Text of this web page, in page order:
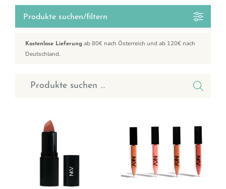
Produkte suchen/filtern
Kostenlose Lieferung ab 80€ nach Österreich und ab 120€ nach
Deutschland.
Suchen nach: